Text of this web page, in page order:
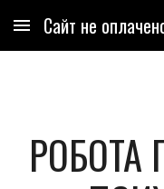
Skip to main content
Сайт не
РОБОТА